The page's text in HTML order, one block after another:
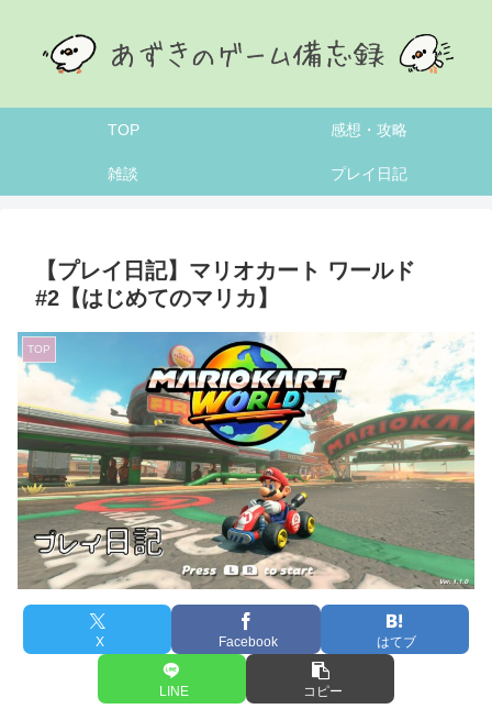
TOP 感想・攻略
雑談 プレイ日記
【プレイ日記】マリオカート ワールド
#2【はじめてのマリカ】
TOP
X Facebook はてブ
LINE コピー